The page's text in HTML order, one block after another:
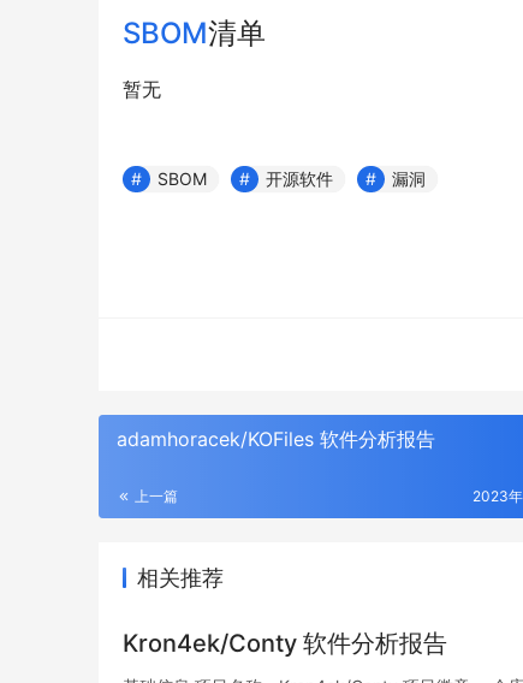
SBOM清单
暂无
SBOM 开源软件 漏洞
adamhoracek/KOFiles 软件分析报告
上一篇 2023
相关推荐
Kron4ek/Conty 软件分析报告